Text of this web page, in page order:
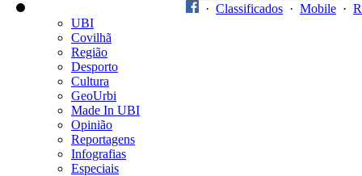
· Classificados · Mobile ·
UBI
Covilhã
Região
Desporto
Cultura
GeoUrbi
Made In UBI
Opinião
Reportagens
Infografias
Especiais